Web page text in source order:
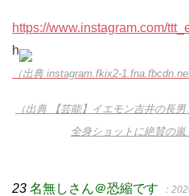
https://www.instagram.com/
h
（出典 instagram.fkix2-1.fna.fbcdn.net
（出典 【芸能】イエモン吉井の長
全身ショットに絶賛の
23 名無しさん＠恐縮です ：